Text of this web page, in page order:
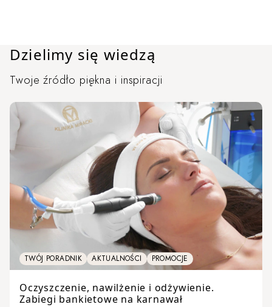
Dzielimy się wiedzą
Twoje źródło piękna i inspiracji
TWÓJ PORADNIK AKTUALNOŚCI PROMOCJE
Oczyszczenie, nawilżenie i odżywienie.
Zabiegi bankietowe na karnawał